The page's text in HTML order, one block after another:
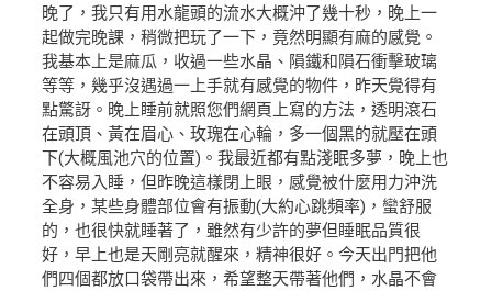
晚了，我只有用水龍頭的流水大概沖了幾十秒，晚上一
起做完晚課，稍微把玩了一下，竟然明顯有麻的感覺。
我基本上是麻瓜，收過一些水晶、隕鐵和隕石衝擊玻璃
等等，幾乎沒遇過一上手就有感覺的物件，昨天覺得有
點驚訝。晚上睡前就照您們網頁上寫的方法，透明滾石
在頭頂、黃在眉心、玫瑰在心輪，多一個黑的就壓在頭
下(大概風池穴的位置)。我最近都有點淺眠多夢，晚上也
不容易入睡，但昨晚這樣閉上眼，感覺被什麼用力沖洗
全身，某些身體部位會有振動(大約心跳頻率)，蠻舒服
的，也很快就睡著了，雖然有少許的夢但睡眠品質很
好，早上也是天剛亮就醒來，精神很好。今天出門把他
們四個都放口袋帶出來，希望整天帶著他們，水晶不會